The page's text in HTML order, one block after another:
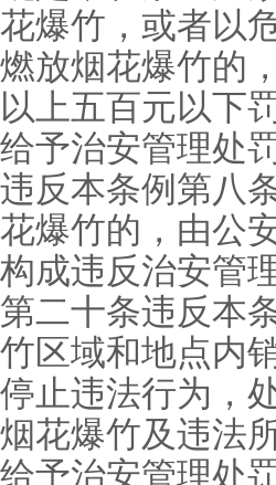
花爆竹，或者以
燃放烟花爆竹的
以上五百元以下
给予治安管理处罚
违反本条例第八
花爆竹的，由公
构成违反治安管
第二十条违反本
竹区域和地点内
停止违法行为，
烟花爆竹及违法
给予治安管理处